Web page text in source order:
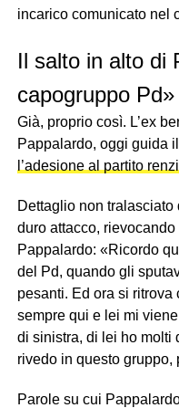
incarico comunicato nel
Il salto in alto di
capogruppo Pd»
Già, proprio così. L’ex
Pappalardo, oggi guida
l’adesione al partito
Dettaglio non tralasciato
duro attacco,
Pappalardo: «Ricordo
del Pd, quando gli
pesanti. Ed ora si ritrova
sempre qui e lei mi
di sinistra, di lei ho molti
rivedo in questo gruppo,
Parole su cui